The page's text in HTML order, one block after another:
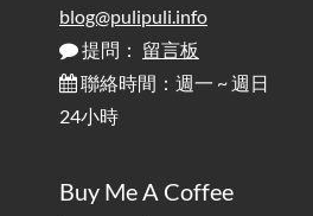
雜談：生活小技巧之用魔鬼氈避免機車
/ Talk: Use Velcro to Prevent Your
Home Is More Than Just an Ad Blocker
blog@pulipuli.info
提問： 留言板
聯絡時間：週一 ~ 週日
24小時
Buy Me A Coffee